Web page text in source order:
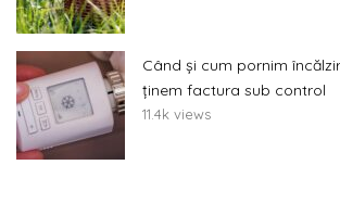
Când și cum pornim
ținem factura sub control
11.4k views